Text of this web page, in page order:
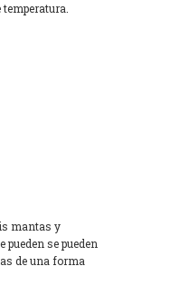
temperatura.
mantas y
pueden se pueden
de una forma